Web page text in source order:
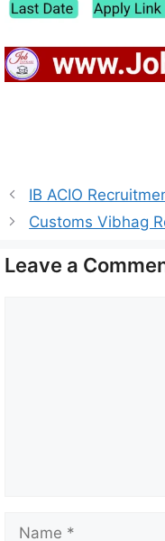
IB ACIO
Customs Vibhag
Leave a